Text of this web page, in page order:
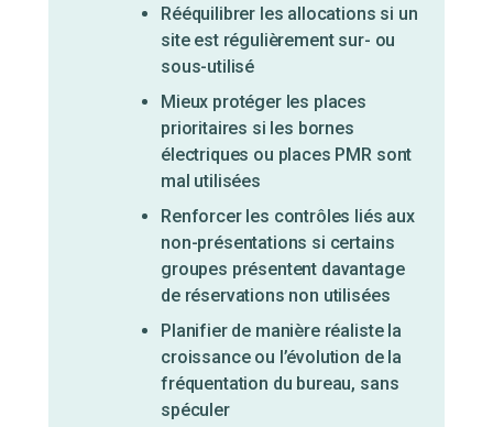
Rééquilibrer les allocations si un
site est régulièrement sur- ou
sous-utilisé
Mieux protéger les places
prioritaires si les bornes
électriques ou places PMR sont
mal utilisées
Renforcer les contrôles liés aux
non-présentations si certains
groupes présentent davantage
de réservations non utilisées
Planifier de manière réaliste la
croissance ou l’évolution de la
fréquentation du bureau, sans
spéculer